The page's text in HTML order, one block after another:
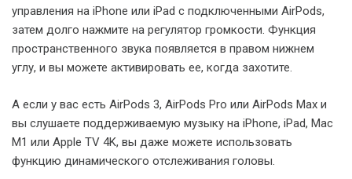
управления на iPhone или iPad с подключенными AirPods,
затем долго нажмите на регулятор громкости. Функция
пространственного звука появляется в правом нижнем
углу, и вы можете активировать ее, когда захотите.
А если у вас есть AirPods 3, AirPods Pro или AirPods Max и
вы слушаете поддерживаемую музыку на iPhone, iPad, Mac
M1 или Apple TV 4K, вы даже можете использовать
функцию динамического отслеживания головы.